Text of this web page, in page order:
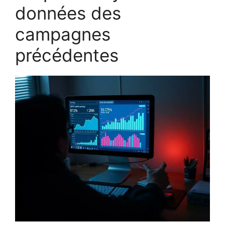
données des
campagnes
précédentes